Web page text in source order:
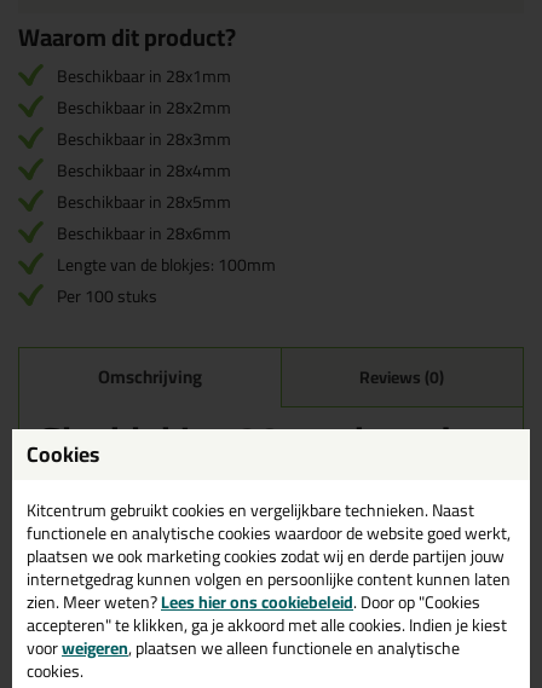
Waarom dit product?
Beschikbaar in 28x1mm
Beschikbaar in 28x2mm
Beschikbaar in 28x3mm
Beschikbaar in 28x4mm
Beschikbaar in 28x5mm
Beschikbaar in 28x6mm
Lengte van de blokjes: 100mm
Per 100 stuks
Omschrijving Reviews (0)
Glasblokjes 28mm breed -
100 stuks in 3mm dik (rood)
Bestel de Glasblokjes 28mm breed - 100 stuks in 3mm dik (rood)
vandaag nog! Vandaag besteld = morgen in huis.
Wil je meer weten over de toepassing en kenmerken van dit
product?Lees alles over dit product >
Cookies
Kitcentrum gebruikt cookies en vergelijkbare technieken. Naast
functionele en analytische cookies waardoor de website goed werkt,
plaatsen we ook marketing cookies zodat wij en derde partijen jouw
internetgedrag kunnen volgen en persoonlijke content kunnen laten
zien. Meer weten?Lees hier ons cookiebeleid. Door op "Cookies
accepteren" te klikken, ga je akkoord met alle cookies. Indien je kiest
voorweigeren, plaatsen we alleen functionele en analytische
cookies.